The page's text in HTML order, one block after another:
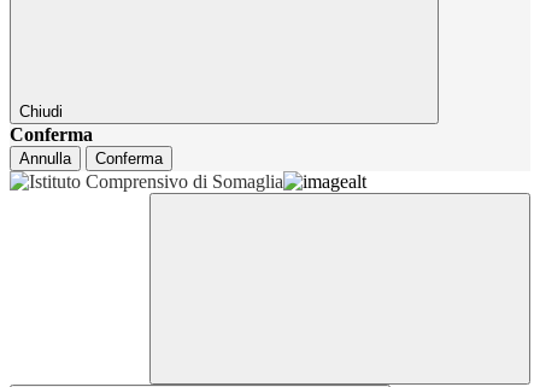
Chiudi
Conferma
Annulla Conferma